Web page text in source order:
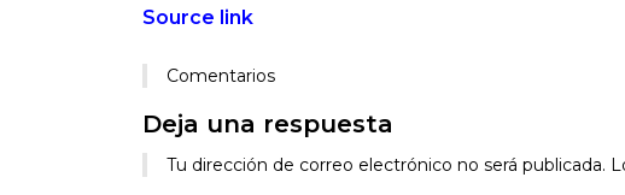
Source link
Comentarios
Deja una respuesta
Tu dirección de correo electrónico no será publicada.